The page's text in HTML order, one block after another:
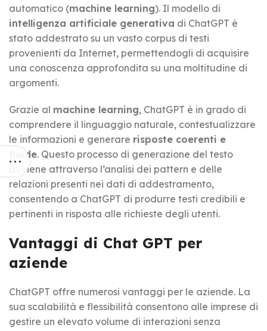
automatico (machine learning). Il modello di
intelligenza artificiale generativa di ChatGPT è
stato addestrato su un vasto corpus di testi
provenienti da Internet, permettendogli di acquisire
una conoscenza approfondita su una moltitudine di
argomenti.
Grazie al machine learning, ChatGPT è in grado di
comprendere il linguaggio naturale, contestualizzare
le informazioni e generare risposte coerenti e
fluide. Questo processo di generazione del testo
avviene attraverso l’analisi dei pattern e delle
relazioni presenti nei dati di addestramento,
consentendo a ChatGPT di produrre testi credibili e
pertinenti in risposta alle richieste degli utenti.
Vantaggi di Chat GPT per
aziende
ChatGPT offre numerosi vantaggi per le aziende. La
sua scalabilità e flessibilità consentono alle imprese di
gestire un elevato volume di interazioni senza